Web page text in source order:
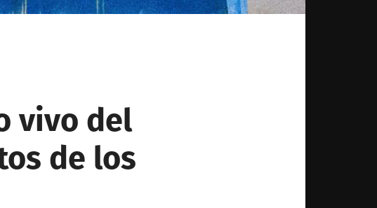
vivo del
de los